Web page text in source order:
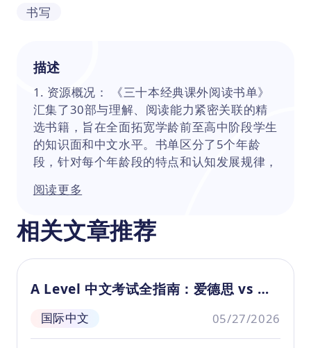
书写
描述
1. 资源概况： 《三十本经典课外阅读书单》
汇集了30部与理解、阅读能力紧密关联的精
选书籍，旨在全面拓宽学龄前至高中阶段学生
的知识面和中文水平。书单区分了5个年龄
段，针对每个年龄段的特点和认知发展规律，
作。对于3-5岁儿童，书籍内容主要帮助孩子
6-8岁儿童，书籍强调拼音汉字启蒙与生活常
涉及科学知识和社会现象分析等内容；针对
15-18岁青少年推荐有助于感知价值观与人生
哲理的成长探险类书籍《小王子》。 2. 资源
用法： 家长、教师可以根据这份书单作为家
阅读更多
相关文章推荐
A Level 中文考试全指南：爱德思 vs 剑
桥难度解析与备考建议
国际中文 05/27/2026